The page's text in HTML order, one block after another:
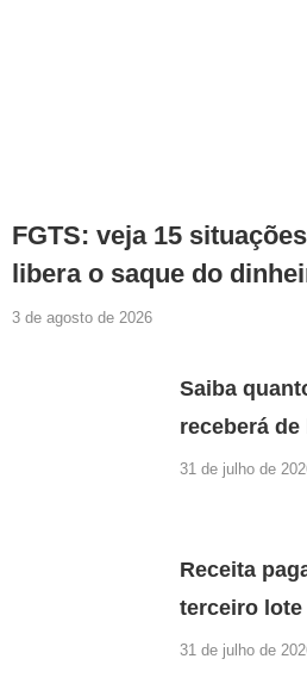
FGTS: veja 15
libera o saque do
3 de agosto de 2026
Saiba
receberá
31 de julho de
Receita
terceiro
31 de julho de